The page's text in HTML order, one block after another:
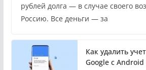
рублей долга — в случае своего
Россию. Все деньги — за
Как удалить
Google с Android